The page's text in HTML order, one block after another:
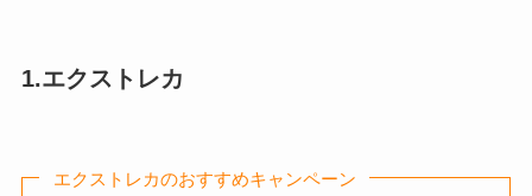
1.エクストレカ
エクストレカのおすすめキャンペーン